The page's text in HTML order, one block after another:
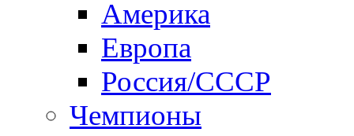
Америка
Европа
Россия/СССР
Чемпионы